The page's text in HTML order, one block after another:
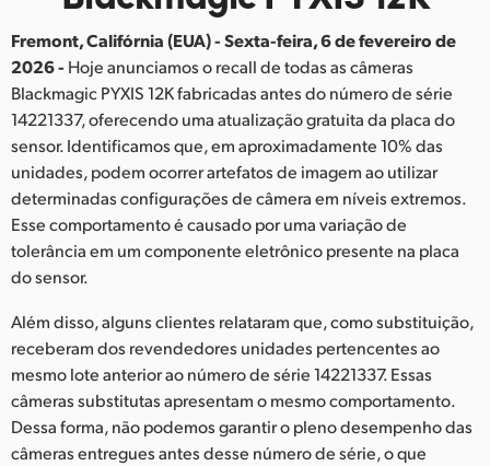
France
Germany
Hong Kong SAR, China
India
Italy
Korea
Mexico
Fremont, Califórnia (EUA) - Sexta-feira, 6 de fevereiro de
2026 - Hoje anunciamos o recall de todas as câmeras
Blackmagic PYXIS 12K fabricadas antes do número de série
14221337, oferecendo uma atualização gratuita da placa do
sensor. Identificamos que, em aproximadamente 10% das
unidades, podem ocorrer artefatos de imagem ao utilizar
determinadas configurações de câmera em níveis extremos.
Esse comportamento é causado por uma variação de
tolerância em um componente eletrônico presente na placa
do sensor.
Além disso, alguns clientes relataram que, como substituição,
receberam dos revendedores unidades pertencentes ao
mesmo lote anterior ao número de série 14221337. Essas
câmeras substitutas apresentam o mesmo comportamento.
Dessa forma, não podemos garantir o pleno desempenho das
câmeras entregues antes desse número de série, o que